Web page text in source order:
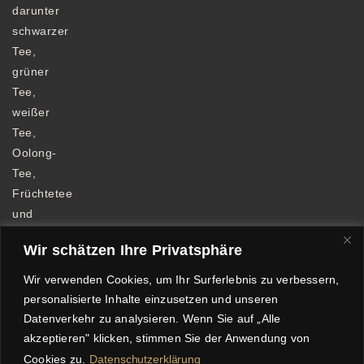
Wir schätzen Ihre Privatsphäre
Wir verwenden Cookies, um Ihr Surferlebnis zu verbessern,
personalisierte Inhalte einzusetzen und unseren
Datenverkehr zu analysieren. Wenn Sie auf „Alle
akzeptieren" klicken, stimmen Sie der Anwendung von
Cookies zu.
Datenschutzerklärung
darunter
schwarzer
Tee,
grüner
Tee,
weißer
Tee,
Oolong-
Tee,
Früchtetee
und
Allgemeine Geschäftsbedingungen
DatenschutzerklärungImpressum